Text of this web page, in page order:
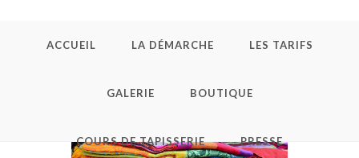
ACCUEIL LA DÉMARCHE LES TARIFS
GALERIE BOUTIQUE
COURS DE TAPISSERIE PRESSE